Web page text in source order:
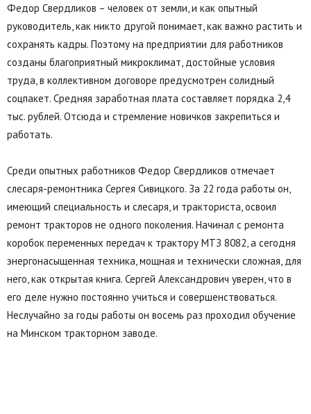
Федор Свердликов – человек от земли, и как опытный
руководитель, как никто другой понимает, как важно растить и
сохранять кадры. Поэтому на предприятии для работников
созданы благоприятный микроклимат, достойные условия
труда, в коллективном договоре предусмотрен солидный
соцпакет. Средняя заработная плата составляет порядка 2,4
тыс. рублей. Отсюда и стремление новичков закрепиться и
работать.
Среди опытных работников Федор Свердликов отмечает
слесаря-ремонтника Сергея Сивицкого. За 22 года работы он,
имеющий специальность и слесаря, и тракториста, освоил
ремонт тракторов не одного поколения. Начинал с ремонта
коробок переменных передач к трактору МТЗ 8082, а сегодня
энергонасыщенная техника, мощная и технически сложная, для
него, как открытая книга. Сергей Александрович уверен, что в
его деле нужно постоянно учиться и совершенствоваться.
Неслучайно за годы работы он восемь раз проходил обучение
на Минском тракторном заводе.